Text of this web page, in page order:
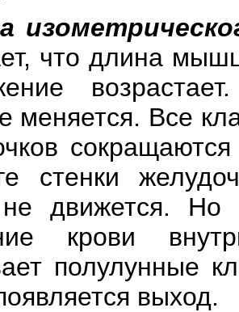
что длина
меняется. Все
стенки
движется. Но
крови
полулунные
выход.